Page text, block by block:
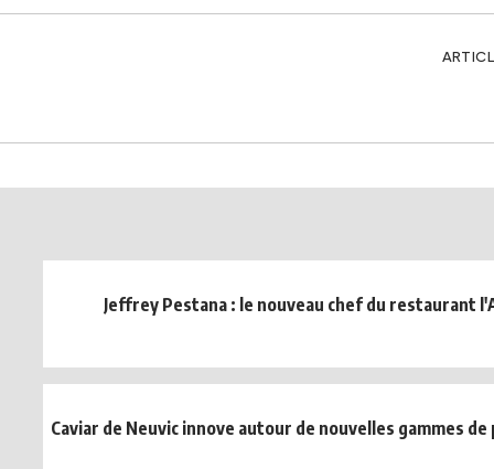
Jeffrey Pestana : le nouveau chef du restaurant
Caviar de Neuvic innove autour de nouvelles gammes